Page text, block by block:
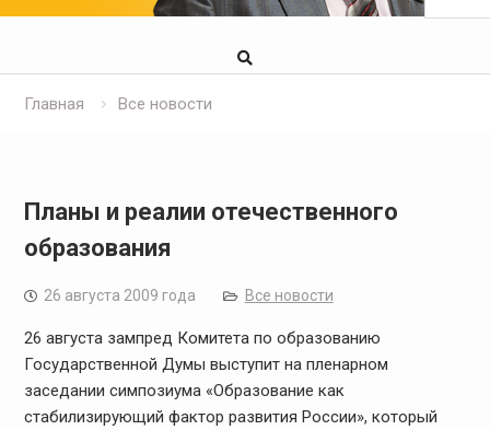
Главная Все новости
Планы и реалии отечественного
образования
26 августа 2009 года Все новости
26 августа зампред Комитета по образованию
Государственной Думы выступит на пленарном
заседании симпозиума «Образование как
стабилизирующий фактор развития России», который